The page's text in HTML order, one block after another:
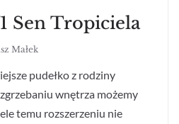
Sen Tropiciela
Małek
pudełko z rodziny
wnętrza możemy
temu rozszerzeniu nie